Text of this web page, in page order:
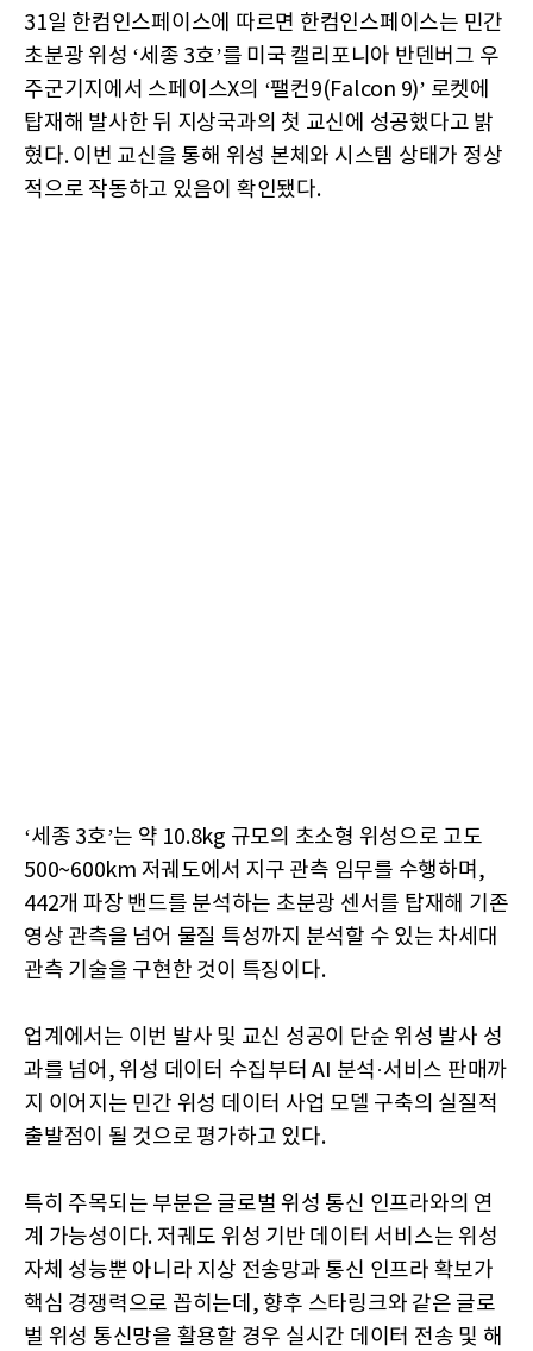
31일 한컴인스페이스에 따르면 한컴인스페이스는 민간
초분광 위성 ‘세종 3호’를 미국 캘리포니아 반덴버그 우
주군기지에서 스페이스X의 ‘팰컨9(Falcon 9)’ 로켓에
탑재해 발사한 뒤 지상국과의 첫 교신에 성공했다고 밝
혔다. 이번 교신을 통해 위성 본체와 시스템 상태가 정상
적으로 작동하고 있음이 확인됐다.
‘세종 3호’는 약 10.8kg 규모의 초소형 위성으로 고도
500~600km 저궤도에서 지구 관측 임무를 수행하며,
442개 파장 밴드를 분석하는 초분광 센서를 탑재해 기존
영상 관측을 넘어 물질 특성까지 분석할 수 있는 차세대
관측 기술을 구현한 것이 특징이다.
업계에서는 이번 발사 및 교신 성공이 단순 위성 발사 성
과를 넘어, 위성 데이터 수집부터 AI 분석·서비스 판매까
지 이어지는 민간 위성 데이터 사업 모델 구축의 실질적
출발점이 될 것으로 평가하고 있다.
특히 주목되는 부분은 글로벌 위성 통신 인프라와의 연
계 가능성이다. 저궤도 위성 기반 데이터 서비스는 위성
자체 성능뿐 아니라 지상 전송망과 통신 인프라 확보가
핵심 경쟁력으로 꼽히는데, 향후 스타링크와 같은 글로
벌 위성 통신망을 활용할 경우 실시간 데이터 전송 및 해